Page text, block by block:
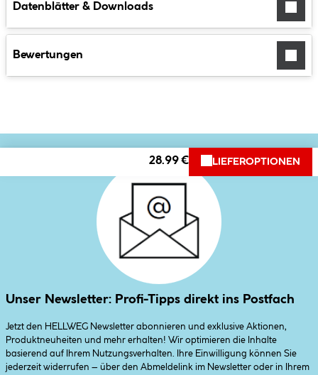
Datenblätter & Downloads
Bewertungen
28.99 € LIEFEROPTIONEN
Unser Newsletter: Profi-Tipps direkt ins Postfach
Jetzt den HELLWEG Newsletter abonnieren und exklusive Aktionen,
Produktneuheiten und mehr erhalten! Wir optimieren die Inhalte
basierend auf Ihrem Nutzungsverhalten. Ihre Einwilligung können Sie
jederzeit widerrufen – über den Abmeldelink im Newsletter oder in Ihrem